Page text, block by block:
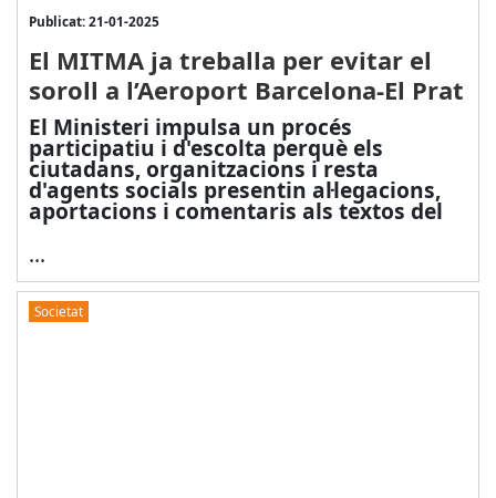
Publicat: 21-01-2025
El MITMA ja treballa per evitar el
soroll a l’Aeroport Barcelona-El Prat
El Ministeri impulsa un procés
participatiu i d'escolta perquè els
ciutadans, organitzacions i resta
d'agents socials presentin al·legacions,
aportacions i comentaris als textos del
...
Societat